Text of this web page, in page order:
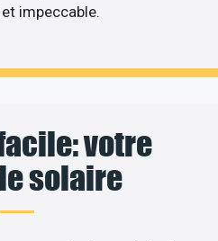
impeccable.
votre
solaire